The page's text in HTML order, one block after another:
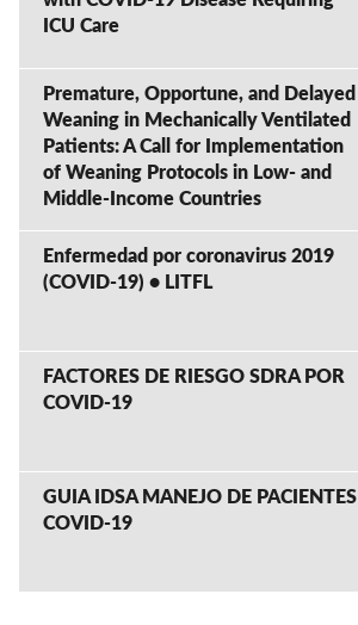
ICU Care
Premature, Opportune, and Delayed
Weaning in Mechanically Ventilated
Patients: A Call for Implementation
of Weaning Protocols in Low- and
Middle-Income Countries
Enfermedad por coronavirus 2019
(COVID-19) • LITFL
FACTORES DE RIESGO SDRA POR
COVID-19
GUIA IDSA MANEJO DE PACIENTES
COVID-19